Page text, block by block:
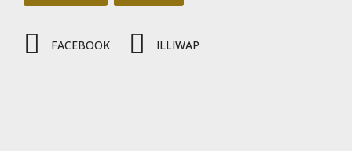
FACEBOOK ILLIWAP